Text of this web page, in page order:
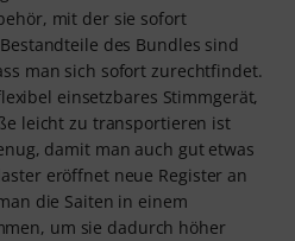
mit der sie sofort
des Bundles sind
man sich sofort zurechtfindet.
einsetzbares Stimmgerät,
leicht zu transportieren ist
damit man auch gut etwas
eröffnet neue Register an
die Saiten in einem
um sie dadurch höher